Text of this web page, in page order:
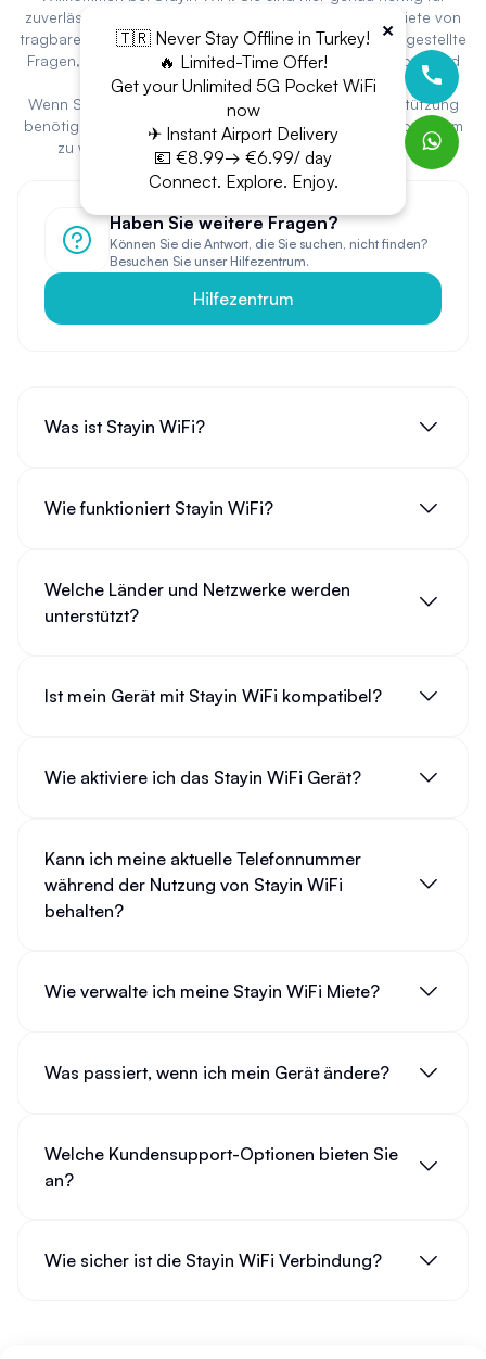
zuverlässige und benutzerfreundliche Lösungen zur Miete von
tragbarem WiFi. Unten finden Sie Antworten auf häufig gestellte
Fragen, die Ihnen helfen, das Beste aus unserer Plattform und
unseren Dienstleistungen herauszuholen.
Wenn Sie weitere Fragen haben oder spezielle Unterstützung
benötigen, zögern Sie bitte nicht, sich an unser Support-Team
zu wenden. Vielen Dank, dass Sie sich für Stayin WiFi
entschieden haben!
Haben Sie weitere Fragen?
Können Sie die Antwort, die Sie suchen, nicht finden?
Besuchen Sie unser Hilfezentrum.
Hilfezentrum
Was ist Stayin WiFi?
Wie funktioniert Stayin WiFi?
Welche Länder und Netzwerke werden
unterstützt?
Ist mein Gerät mit Stayin WiFi kompatibel?
Wie aktiviere ich das Stayin WiFi Gerät?
Kann ich meine aktuelle Telefonnummer
während der Nutzung von Stayin WiFi
behalten?
Wie verwalte ich meine Stayin WiFi Miete?
Was passiert, wenn ich mein Gerät ändere?
Welche Kundensupport-Optionen bieten Sie
an?
Wie sicher ist die Stayin WiFi Verbindung?
×
🇹🇷 Never Stay Offline in Turkey!
🔥 Limited-Time Offer!
Get your Unlimited 5G Pocket WiFi
now
✈ Instant Airport Delivery
💶 €8.99→ €6.99/ day
Connect. Explore. Enjoy.